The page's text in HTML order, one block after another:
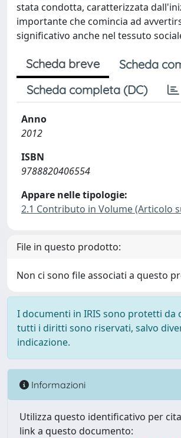
stata condotta, caratterizzata
importante che comincia ad
significativo anche nel tessuto
Scheda breve
Scheda
Scheda completa (DC)
Anno
2012
ISBN
9788820406554
Appare nelle tipologie:
2.1 Contributo in Volume (Articolo
File in questo prodotto:
Non ci sono file associati a questo
I documenti in IRIS sono protetti da
tutti i diritti sono riservati, salvo
indicazione.
Informazioni
Utilizza questo identificativo per
link a questo documento: